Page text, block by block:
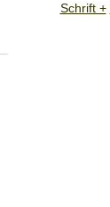
Schrift +